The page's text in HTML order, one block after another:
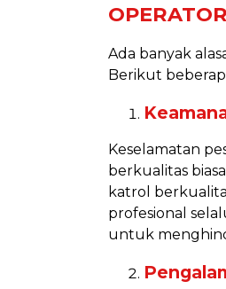
Ada banyak
Berikut
Keselamatan
berkualitas
katrol
profesional
untuk